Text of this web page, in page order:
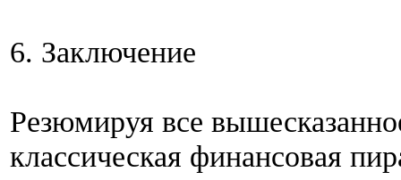
6. Заключение
Резюмируя все
классическая финансовая